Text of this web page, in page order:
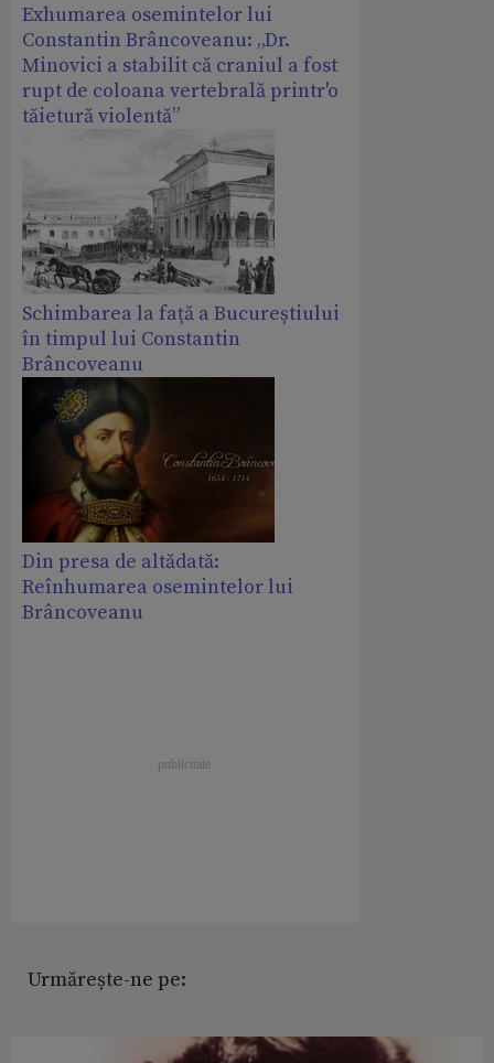
Exhumarea osemintelor lui
Constantin Brâncoveanu: „Dr.
Minovici a stabilit că craniul a fost
rupt de coloana vertebrală printr'o
tăietură violentă”
Schimbarea la față a Bucureștiului
în timpul lui Constantin
Brâncoveanu
Din presa de altădată:
Reînhumarea osemintelor lui
Brâncoveanu
Urmărește-ne pe: